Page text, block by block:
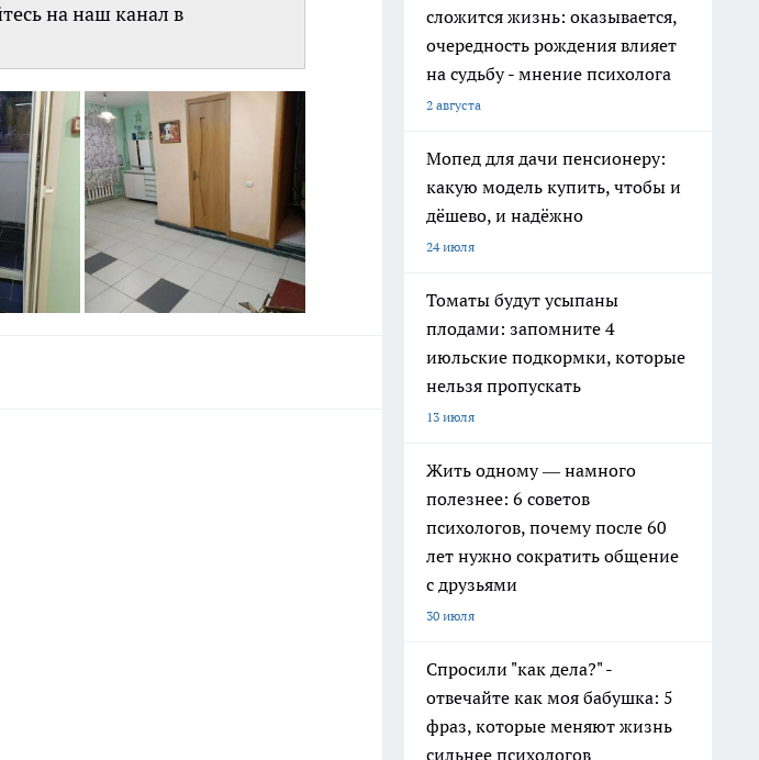
на наш канал в
сложится жизнь: оказывается,
очередность рождения влияет
на судьбу - мнение психолога
2 августа
Мопед для дачи пенсионеру:
какую модель купить, чтобы и
дёшево, и надёжно
24 июля
Томаты будут усыпаны
плодами: запомните 4
июльские подкормки, которые
нельзя пропускать
13 июля
Жить одному — намного
полезнее: 6 советов
психологов, почему после 60
лет нужно сократить общение
с друзьями
30 июля
Спросили "как дела?" -
отвечайте как моя бабушка: 5
фраз, которые меняют жизнь
сильнее психологов